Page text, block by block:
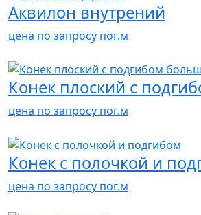
Аквилон внутрений
цена по запросу пог.м
Конек плоский с
цена по запросу пог.м
Конек с полочкой и
цена по запросу пог.м